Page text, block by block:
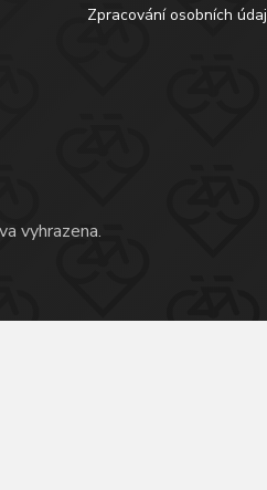
Zpracování osobních
vyhrazena.